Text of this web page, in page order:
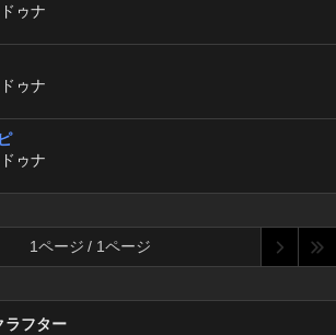
ゥナ
ゥナ
ゥナ
1ページ / 1ページ
ラフター